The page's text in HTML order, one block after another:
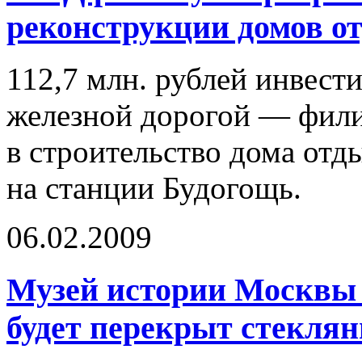
реконструкции домов
112,7 млн. рублей
железной дорогой —
в строительство дома
на станции Будогощь.
06.02.2009
Музей истории Москвы
будет перекрыт